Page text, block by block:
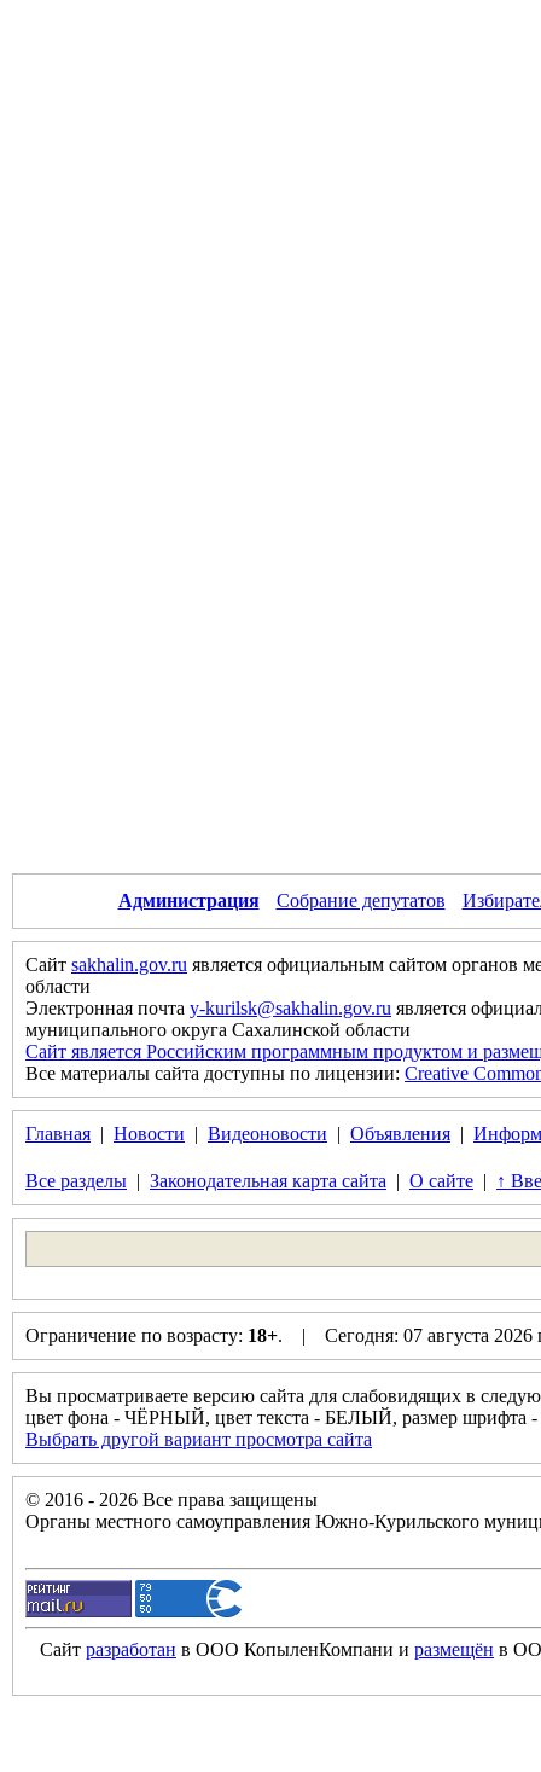
Администрация Собрание депутатов
Сайт sakhalin.gov.ru является официальным сайтом органов
области
Электронная почта y-kurilsk@sakhalin.gov.ru является
муниципального округа Сахалинской области
Сайт является Российским программным продуктом и
Все материалы сайта доступны по лицензии: Creative
Главная | Новости | Видеоновости | Объявления |
Все разделы | Законодательная карта сайта | О сайте | ↑
Ограничение по возрасту: 18+. | Сегодня: 07 августа
Вы просматриваете версию сайта для слабовидящих в
цвет фона - ЧЁРНЫЙ, цвет текста - БЕЛЫЙ, размер
Выбрать другой вариант просмотра сайта
© 2016 - 2026 Все права защищены
Органы местного самоуправления Южно-Курильского
Сайт разработан в ООО КопыленКомпани и размещён в